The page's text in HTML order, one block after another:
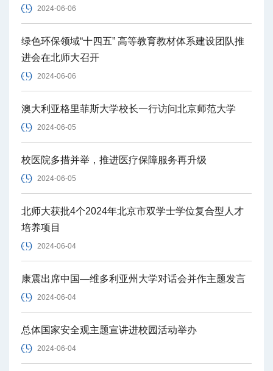
2024-06-06
绿色环保领域“十四五” 高等教育教材体系建设团队推
进会在北师大召开
2024-06-06
澳大利亚格里菲斯大学校长一行访问北京师范大学
2024-06-05
校医院多措并举，推进医疗保障服务再升级
2024-06-05
北师大获批4个2024年北京市双学士学位复合型人才
培养项目
2024-06-04
康震出席中国—维多利亚州大学对话会并作主题发言
2024-06-04
总体国家安全观主题宣讲进校园活动举办
2024-06-04